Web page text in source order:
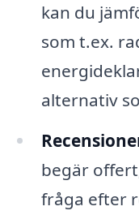
kan du
som t.ex.
alternativ
begär
fråga efter